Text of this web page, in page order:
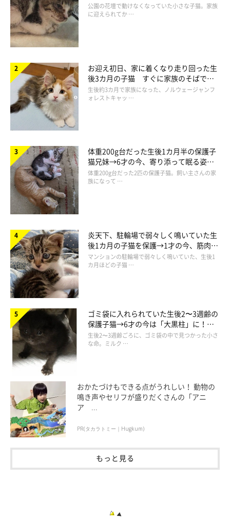
ます楽しくなった！
「僕たち仲良しニャ」
@sora0905_rag
兄猫・ソラくんは穏やかで甘えん坊な性格で、やんちゃな一面も
あるそうですが、弟猫・ウミくんが家族に加わってからは面倒見
なっているといいます。
ウミくんはそんなソラくんのことをとても慕っており、いつも一
緒にいるのだとか。
と“姉妹”のような関係に
公園の花壇で動けなくなっていた小さな子猫。家族
に迎えられてか …
お迎え初日、家に着くなり走り回った生
後3カ月の子猫 すぐに家族のそばで落
ち着く姿に「迎えてよかった」
生後約3カ月で家族になった、ノルウェージャンフ
ォレストキャッ …
体重200g台だった生後1カ月半の保護子
猫兄妹→6才の今、寄り添って眠る姿に
ほっこり！
体重200g台だった2匹の保護子猫。飼い主さんの家
族になって …
炎天下、駐輪場で弱々しく鳴いていた生
後1カ月の子猫を保護→1才の今、筋肉質
でツンデレなコに成長
マンションの駐輪場で弱々しく鳴いていた、生後1
カ月ほどの子猫 …
ゴミ袋に入れられていた生後2〜3週齢の
保護子猫→6才の今は「大黒柱」に！
美しい黒猫に成長した姿にグッとくる
生後2〜3週齢ごろに、ゴミ袋の中で見つかった小さ
な命。ミルク …
おかたづけもできる点がうれしい！ 動物の
鳴き声やセリフが盛りだくさんの「アニ
ア ...
PR(タカラトミー｜Hugkum)
もっと見る